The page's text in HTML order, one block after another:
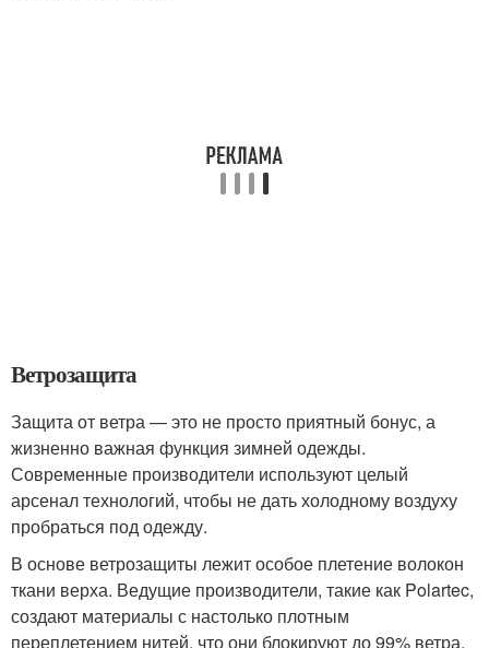
Ветрозащита
Защита от ветра — это не просто приятный бонус, а
жизненно важная функция зимней одежды.
Современные производители используют целый
арсенал технологий, чтобы не дать холодному воздуху
пробраться под одежду.
В основе ветрозащиты лежит особое плетение волокон
ткани верха. Ведущие производители, такие как Polartec,
создают материалы с настолько плотным
переплетением нитей, что они блокируют до 99% ветра,